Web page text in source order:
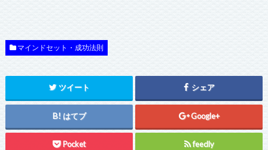
マインドセット・成功法則
ツイート シェア
はてブ Google+
Pocket feedly